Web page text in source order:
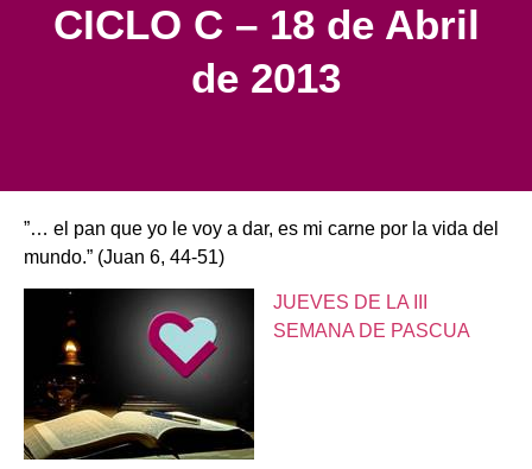
CICLO C – 18 de Abril
de 2013
”… el pan que yo le voy a dar, es mi carne por la vida del
mundo.” (Juan 6, 44-51)
JUEVES DE LA III
SEMANA DE PASCUA